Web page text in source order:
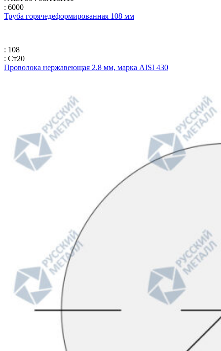
: 6000
Труба горячедеформированная 108 мм
: 108
: Ст20
Проволока нержавеющая 2.8 мм, марка AISI 430